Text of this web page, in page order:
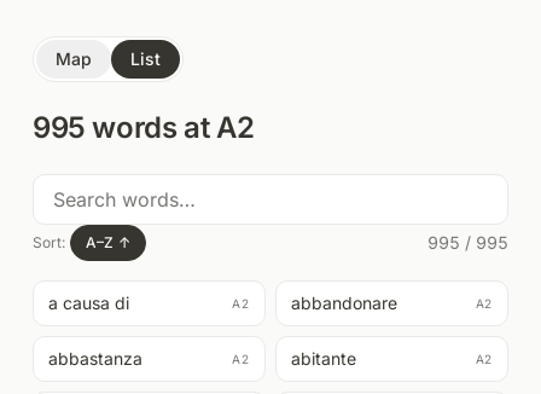
Map List
995 words atA2
Sort: A–Z ↑ 995 / 995
a causa di A2 abbandonare A2
abbastanza A2 abitante A2